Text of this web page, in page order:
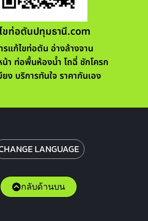
ขท่อตันปทุมธานี.com
รแก้ไขท่อตัน อ่างล้างจาน
น้า ท่อพื้นห้องน้ำ โถฉี่ ชักโครก
ยง บริการทันใจ ราคากันเอง
LANGUAGE
กลับด้านบน